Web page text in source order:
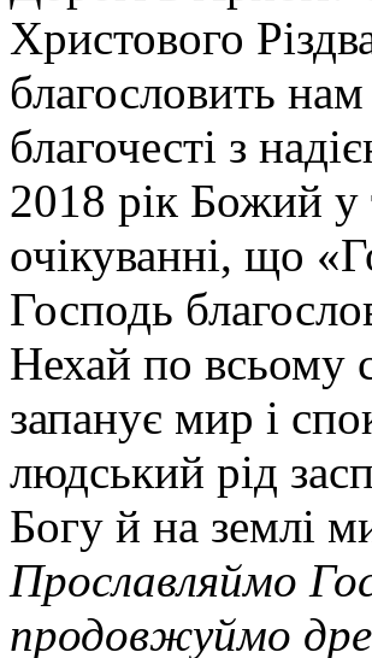
Христового
благословить
благочесті з
2018 рік Божий у
очікуванні, що
Господь
Нехай по всьому
запанує мир і
людський рід
Богу й на землі
Прославляймо
продовжуймо